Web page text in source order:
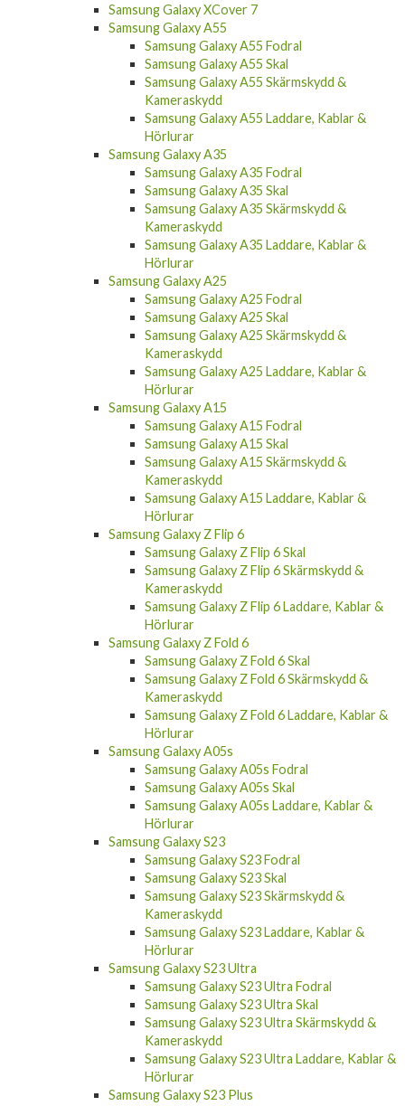
Samsung Galaxy XCover 7
Samsung Galaxy A55
Samsung Galaxy A55 Fodral
Samsung Galaxy A55 Skal
Samsung Galaxy A55 Skärmskydd &
Kameraskydd
Samsung Galaxy A55 Laddare, Kablar &
Hörlurar
Samsung Galaxy A35
Samsung Galaxy A35 Fodral
Samsung Galaxy A35 Skal
Samsung Galaxy A35 Skärmskydd &
Kameraskydd
Samsung Galaxy A35 Laddare, Kablar &
Hörlurar
Samsung Galaxy A25
Samsung Galaxy A25 Fodral
Samsung Galaxy A25 Skal
Samsung Galaxy A25 Skärmskydd &
Kameraskydd
Samsung Galaxy A25 Laddare, Kablar &
Hörlurar
Samsung Galaxy A15
Samsung Galaxy A15 Fodral
Samsung Galaxy A15 Skal
Samsung Galaxy A15 Skärmskydd &
Kameraskydd
Samsung Galaxy A15 Laddare, Kablar &
Hörlurar
Samsung Galaxy Z Flip 6
Samsung Galaxy Z Flip 6 Skal
Samsung Galaxy Z Flip 6 Skärmskydd &
Kameraskydd
Samsung Galaxy Z Flip 6 Laddare, Kablar &
Hörlurar
Samsung Galaxy Z Fold 6
Samsung Galaxy Z Fold 6 Skal
Samsung Galaxy Z Fold 6 Skärmskydd &
Kameraskydd
Samsung Galaxy Z Fold 6 Laddare, Kablar &
Hörlurar
Samsung Galaxy A05s
Samsung Galaxy A05s Fodral
Samsung Galaxy A05s Skal
Samsung Galaxy A05s Laddare, Kablar &
Hörlurar
Samsung Galaxy S23
Samsung Galaxy S23 Fodral
Samsung Galaxy S23 Skal
Samsung Galaxy S23 Skärmskydd &
Kameraskydd
Samsung Galaxy S23 Laddare, Kablar &
Hörlurar
Samsung Galaxy S23 Ultra
Samsung Galaxy S23 Ultra Fodral
Samsung Galaxy S23 Ultra Skal
Samsung Galaxy S23 Ultra Skärmskydd &
Kameraskydd
Samsung Galaxy S23 Ultra Laddare, Kablar &
Hörlurar
Samsung Galaxy S23 Plus